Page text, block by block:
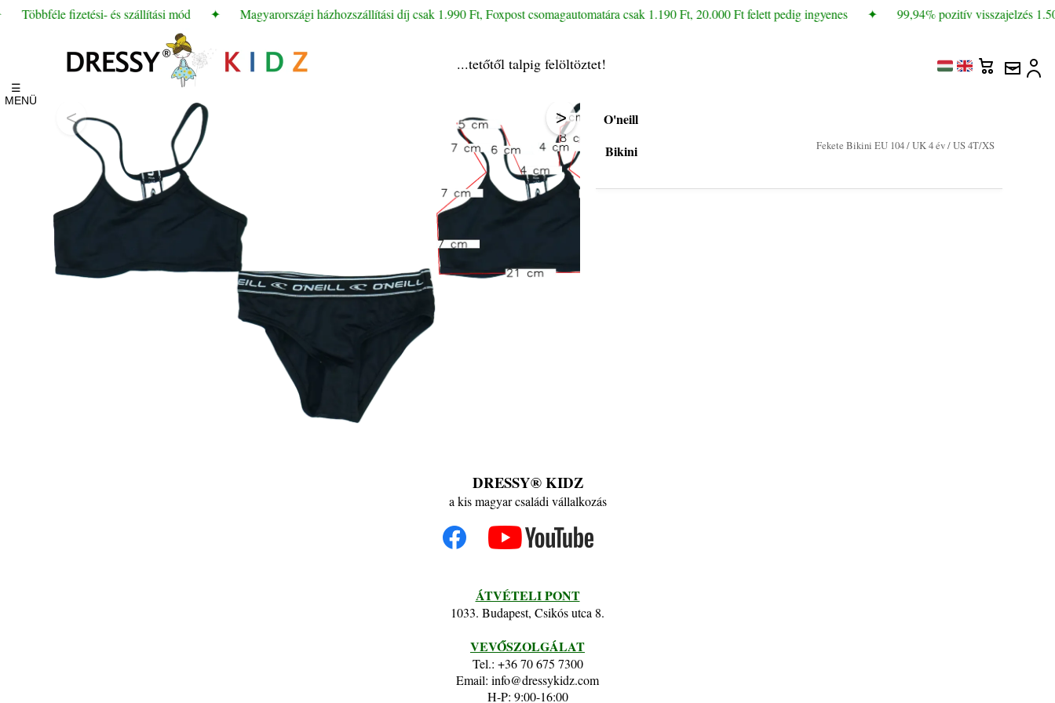
Többféle fizetési- és szállítási mód ✦ Magyarországi házhozszállítási díj csak 1.990 Ft, Foxpost csomagautomatára csak 1.190 Ft, 20.000 Ft felett pedig ingyenes ✦ 99,94% pozitív visszajelzés
☰
MENÜ
...tetőtől talpig felöltöztet!
< >
O'neill
Bikini
Fekete Bikini EU 104 / UK 4 év / US 4T/XS
DRESSY® KIDZ
a kis magyar családi vállalkozás
ÁTVÉTELI PONT
1033. Budapest, Csikós utca 8.
VEVŐSZOLGÁLAT
Tel.: +36 70 675 7300
Email: info@dressykidz.com
H-P: 9:00-16:00